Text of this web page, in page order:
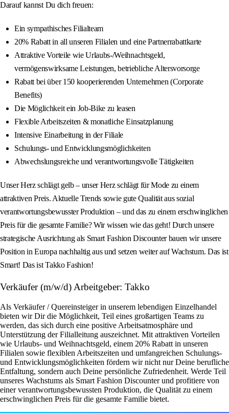
Darauf kannst Du dich freuen:
Ein sympathisches Filialteam
20% Rabatt in all unseren Filialen und eine Partnerrabattkarte
Attraktive Vorteile wie Urlaubs-/Weihnachtsgeld,
vermögenswirksame Leistungen, betriebliche Altersvorsorge
Rabatt bei über 150 kooperierenden Unternehmen (Corporate
Benefits)
Die Möglichkeit ein Job-Bike zu leasen
Flexible Arbeitszeiten & monatliche Einsatzplanung
Intensive Einarbeitung in der Filiale
Schulungs- und Entwicklungsmöglichkeiten
Abwechslungsreiche und verantwortungsvolle Tätigkeiten
Unser Herz schlägt gelb – unser Herz schlägt für Mode zu einem
attraktiven Preis. Aktuelle Trends sowie gute Qualität aus sozial
verantwortungsbewusster Produktion – und das zu einem erschwinglichen
Preis für die gesamte Familie? Wir wissen wie das geht! Durch unsere
strategische Ausrichtung als Smart Fashion Discounter bauen wir unsere
Position in Europa nachhaltig aus und setzen weiter auf Wachstum. Das ist
Smart! Das ist Takko Fashion!
Verkäufer (m/w/d) Arbeitgeber: Takko
Als Verkäufer / Quereinsteiger in unserem lebendigen Einzelhandel
bieten wir Dir die Möglichkeit, Teil eines großartigen Teams zu
werden, das sich durch eine positive Arbeitsatmosphäre und
Unterstützung der Filialleitung auszeichnet. Mit attraktiven Vorteilen
wie Urlaubs- und Weihnachtsgeld, einem 20% Rabatt in unseren
Filialen sowie flexiblen Arbeitszeiten und umfangreichen Schulungs-
und Entwicklungsmöglichkeiten fördern wir nicht nur Deine berufliche
Entfaltung, sondern auch Deine persönliche Zufriedenheit. Werde Teil
unseres Wachstums als Smart Fashion Discounter und profitiere von
einer verantwortungsbewussten Produktion, die Qualität zu einem
erschwinglichen Preis für die gesamte Familie bietet.